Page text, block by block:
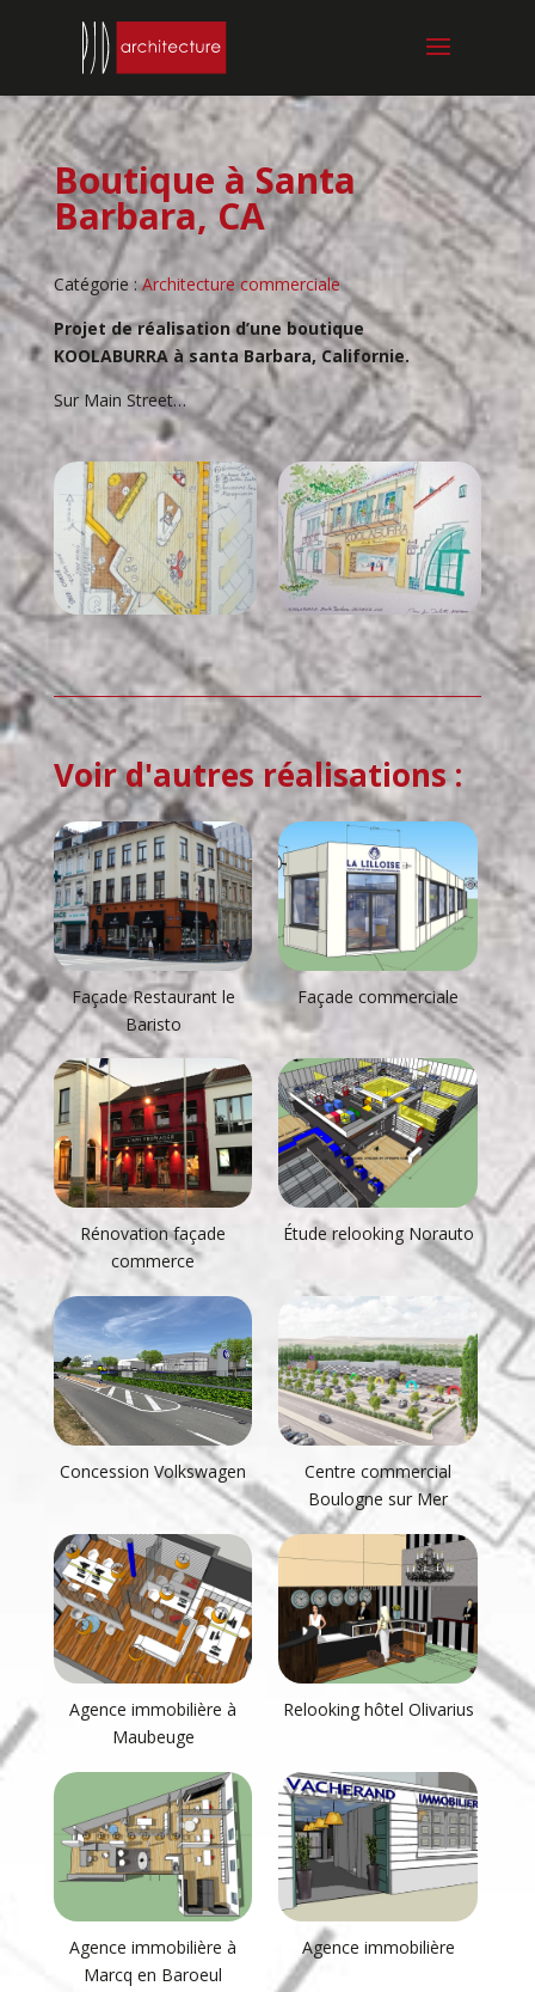
Boutique à Santa
Barbara, CA
Catégorie :Architecture commerciale
Projet de réalisation d’une boutique
KOOLABURRA à santa Barbara, Californie.
Sur Main Street…
Voir d'autres réalisations :
Façade Restaurant le
Baristo
Façade commerciale
Rénovation façade
commerce
Étude relooking Norauto
Concession Volkswagen
Centre commercial
Boulogne sur Mer
Agence immobilière à
Maubeuge
Relooking hôtel Olivarius
Agence immobilière à
Marcq en Baroeul
Agence immobilière